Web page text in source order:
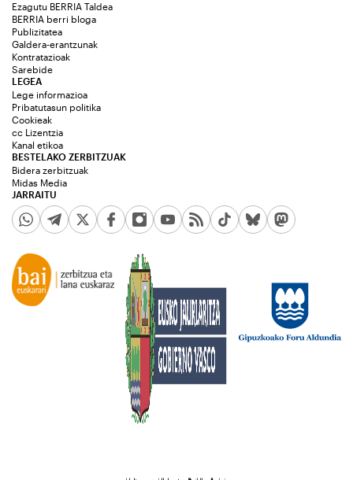
Ezagutu BERRIA Taldea
BERRIA berri bloga
Publizitatea
Galdera-erantzunak
Kontratazioak
Sarebide
JARRAITU
LEGEA
Lege informazioa
Pribatutasun politika
Cookieak
cc Lizentzia
Kanal etikoa
BESTELAKO ZERBITZUAK
Bidera zerbitzuak
Midas Media